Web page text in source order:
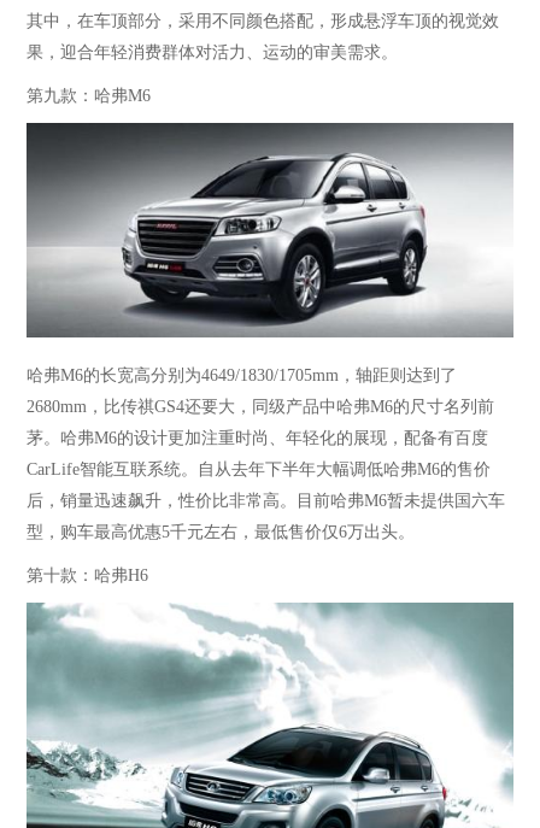
其中，在车顶部分，采用不同颜色搭配，形成悬浮车顶的视觉效
果，迎合年轻消费群体对活力、运动的审美需求。
第九款：哈弗M6
哈弗M6的长宽高分别为4649/1830/1705mm，轴距则达到了
2680mm，比传祺GS4还要大，同级产品中哈弗M6的尺寸名列前
茅。哈弗M6的设计更加注重时尚、年轻化的展现，配备有百度
CarLife智能互联系统。自从去年下半年大幅调低哈弗M6的售价
后，销量迅速飙升，性价比非常高。目前哈弗M6暂未提供国六车
型，购车最高优惠5千元左右，最低售价仅6万出头。
第十款：哈弗H6